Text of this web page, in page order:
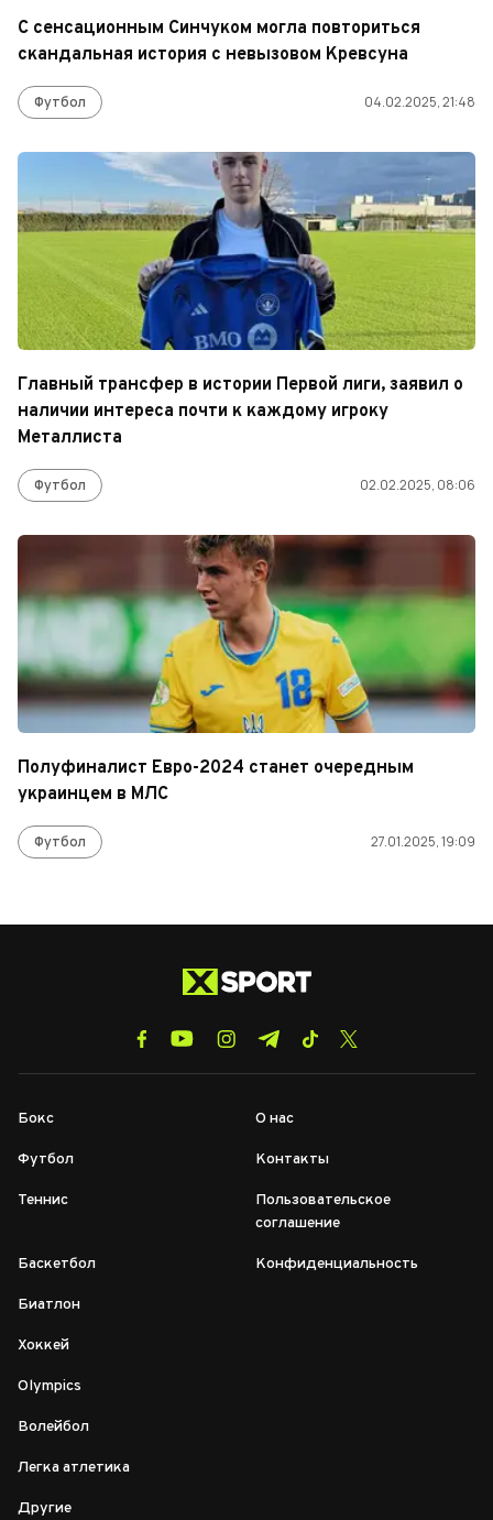
С сенсационным Синчуком могла повториться
скандальная история с невызовом Кревсуна
Футбол 04.02.2025, 21:48
Главный трансфер в истории Первой лиги, заявил о
наличии интереса почти к каждому игроку
Металлиста
Футбол 02.02.2025, 08:06
Полуфиналист Евро-2024 станет очередным
украинцем в МЛС
Футбол 27.01.2025, 19:09
Бокс
Футбол
Теннис
Баскетбол
Биатлон
Хоккей
Olympics
Волейбол
Легка атлетика
Другие
О нас
Контакты
Пользовательское
соглашение
Конфиденциальность